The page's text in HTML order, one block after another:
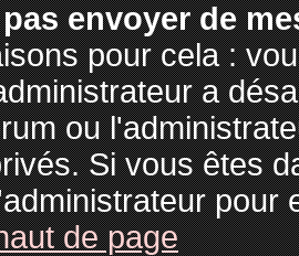
envoyer de
pour cela :
a
ou
Si vous êtes
pour
de page